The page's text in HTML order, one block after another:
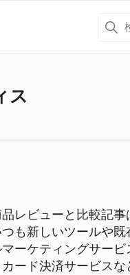
ス
レビューと比較記事
も新しいツールや既
ーケティングサービ
ード決済サービスな